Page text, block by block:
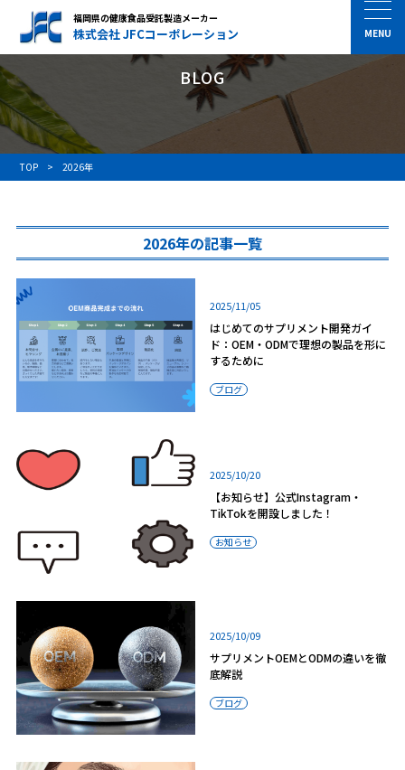
福岡県の健康食品受託製造メーカー
株式会社 JFCコーポレーション
BLOG
TOP 2026年
2026年の記事一覧
2025/11/05
はじめてのサプリメント開発ガイ
ド：OEM・ODMで理想の製品を形に
するために
ブログ
2025/10/20
【お知らせ】公式Instagram・
TikTokを開設しました！
お知らせ
2025/10/09
サプリメントOEMとODMの違いを徹
底解説
ブログ